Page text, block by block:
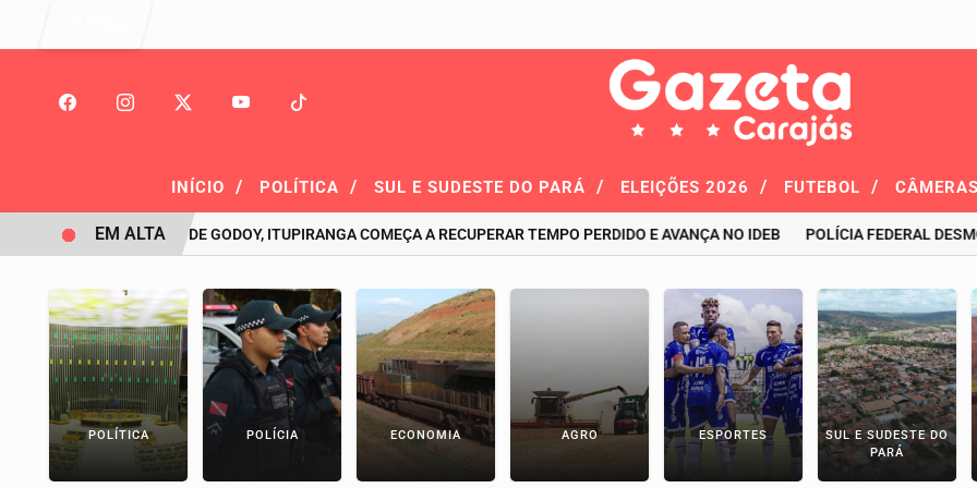
INÍCIO / POLÍTICA / SUL E SUDESTE DO PARÁ / ELEIÇÕES 2026 / FUTEBOL /
SOB COMANDO DE GODOY, ITUPIRANGA COMEÇA A RECUPERAR TEMPO PERDIDO E AVANÇA NO IDEB POLÍCIA FEDERAL DESMONTA
EM ALTA
POLÍTICA POLÍCIA ECONOMIA AGRO ESPORTES
SUL E SUDESTE DO
PARÁ